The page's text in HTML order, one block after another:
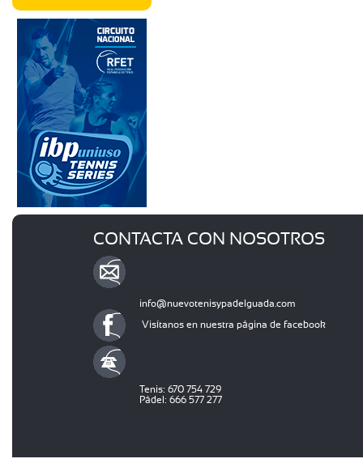
CONTACTA CON NOSOTROS
info@nuevotenisypadelguada.com
Visítanos en nuestra página de facebook
Tenis: 670 754 729
Pádel: 666 577 277